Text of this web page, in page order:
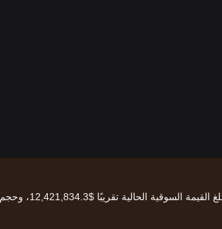
سعر KAIO (KAIO) الحالي هو$0.01823، مع تغيير لمدة 24 ساعة بقيمة -4.98%. تبلغ القيمة السوقية الحالية تقريبًا $12,421,834.3، وحجم